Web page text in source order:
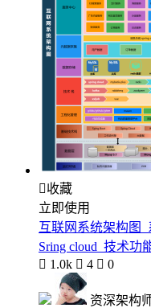
收藏
立即使用
互联网系统架构图
Sring cloud_技术功
 1.0k  4  0
资深架构